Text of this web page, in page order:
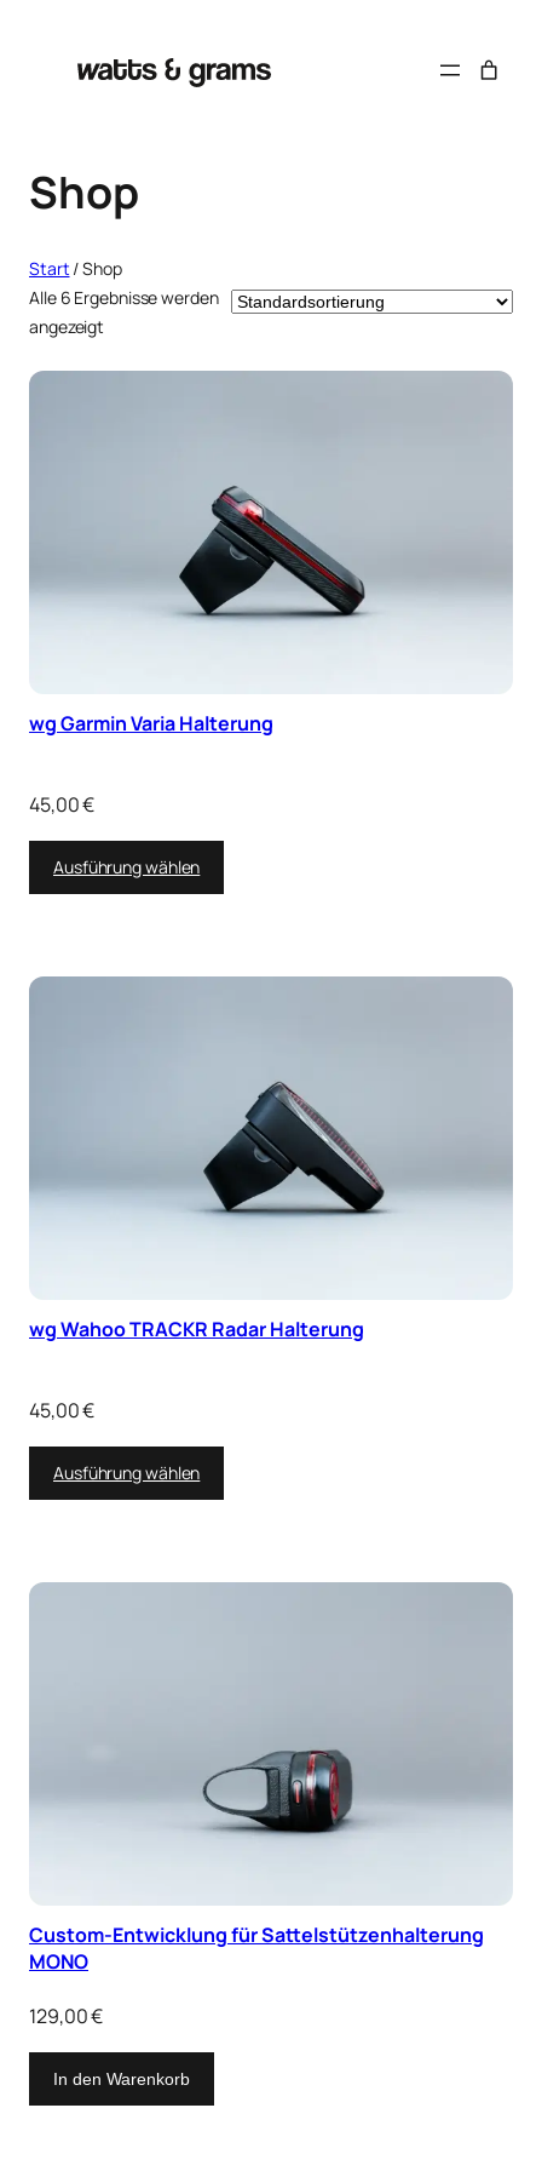
Shop
Start / Shop
Alle 6 Ergebnisse werden
angezeigt
wg Garmin Varia Halterung
45,00€
Ausführung wählen
wg Wahoo TRACKR Radar Halterung
45,00€
Ausführung wählen
Custom-Entwicklung für Sattelstützenhalterung
MONO
129,00€
In den Warenkorb